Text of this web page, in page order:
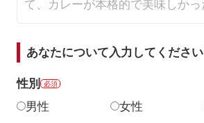
あなたについて入力してください
性別 必須
男性 女性